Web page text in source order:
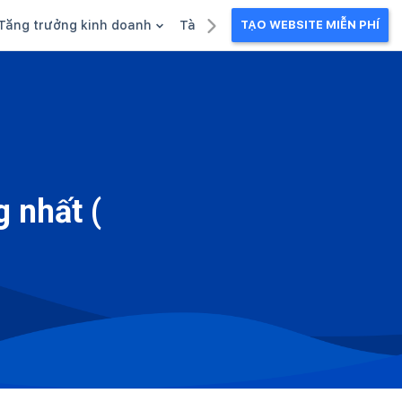
trưởng kinh doanh Tài liệu kinh doanhTẠO WEBSITE MIỄN PHÍ
nhất (